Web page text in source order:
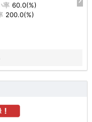
率 60.0(%)
200.0(%)